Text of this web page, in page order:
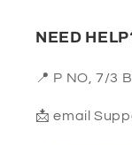
NEED
📍 P NO, 7/3
📩 email